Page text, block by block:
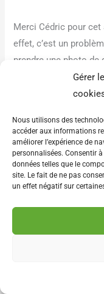
Gérer
Nous utilisons des
accéder aux informations
améliorer l’expérience de
personnalisées. Consentir
données telles que le
site. Le fait de ne pas
un effet négatif sur
Merci Cédric pour
effet, c’est un
prendre une photo de
SERGE
3 JANVIER
ça se trouve j’en